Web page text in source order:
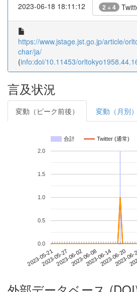
2023-06-18 18:11:12 2 + 4
https://www.jstage.jst.go.jp/article/
char/ja/
(info:doi/10.11453/
言及状況
変動（ピーク前後） 変動（月別）
合計 Twitter (通常)
2023-05-212023-05-272023-06-022023-06-082023-06-142023-06-20
2023-
0.0
0.5
1.0
1.5
2.0